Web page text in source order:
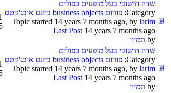
שדה חישובי בעל מופעים כפולים
Category: פורום business objects ביזנס אובג'קטס
Topic started 14 years 7 months ago, by larim
Last Post 14 years 7 months ago
by תמיר
שדה חישובי בעל מופעים כפולים
Category: פורום business objects ביזנס אובג'קטס
Topic started 14 years 7 months ago, by larim
Last Post 14 years 7 months ago
by תמיר